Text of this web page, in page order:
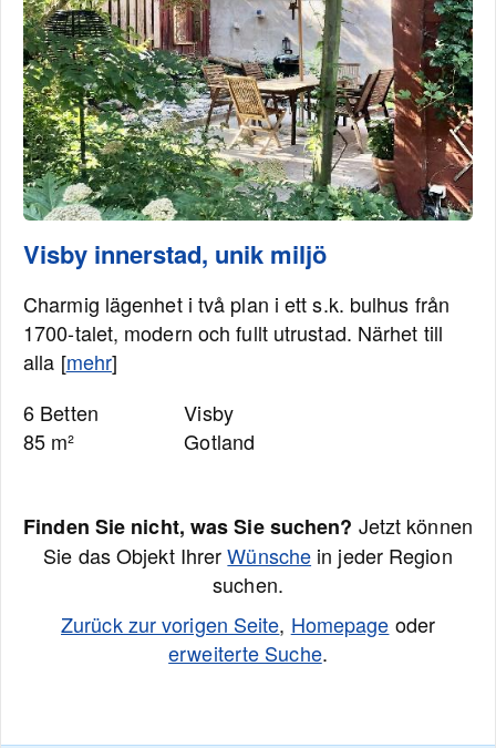
Visby innerstad, unik miljö
Charmig lägenhet i två plan i ett s.k. bulhus från
1700-talet, modern och fullt utrustad. Närhet till
alla [mehr]
6 Betten
85 m²
Visby
Gotland
Finden Sie nicht, was Sie suchen? Jetzt können
Sie das Objekt IhrerWünsche in jeder Region
suchen.
Zurück zur vorigen Seite, Homepage oder
erweiterte Suche.